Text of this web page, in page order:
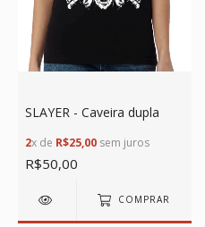
SLAYER - Caveira dupla
2x de R$25,00 sem juros
R$50,00
COMPRAR